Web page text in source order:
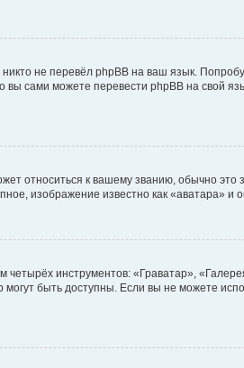
не перевёл phpBB на ваш язык.
вы сами можете перевести phpBB на
относиться к вашему званию, обычно это
изображение известно как «аватара» и
инструментов: «Граватар»,
быть доступны. Если вы не можете